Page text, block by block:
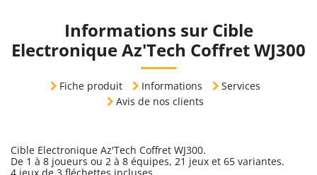
Informations sur Cible
Electronique Az'Tech Coffret WJ300
Fiche produit Informations
Services
Avis de nos clients
Cible Electronique Az'Tech Coffret WJ300.
De 1 à 8 joueurs ou 2 à 8 équipes, 21 jeux et 65 variantes.